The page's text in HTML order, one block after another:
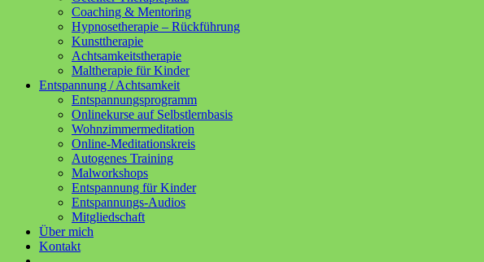
Coaching & Mentoring
Hypnosetherapie – Rückführung
Kunsttherapie
Achtsamkeitstherapie
Maltherapie für Kinder
Entspannung / Achtsamkeit
Entspannungsprogramm
Onlinekurse auf Selbstlernbasis
Wohnzimmermeditation
Online-Meditationskreis
Autogenes Training
Malworkshops
Entspannung für Kinder
Entspannungs-Audios
Mitgliedschaft
Über mich
Kontakt